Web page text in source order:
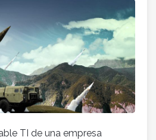
TI de una empresa